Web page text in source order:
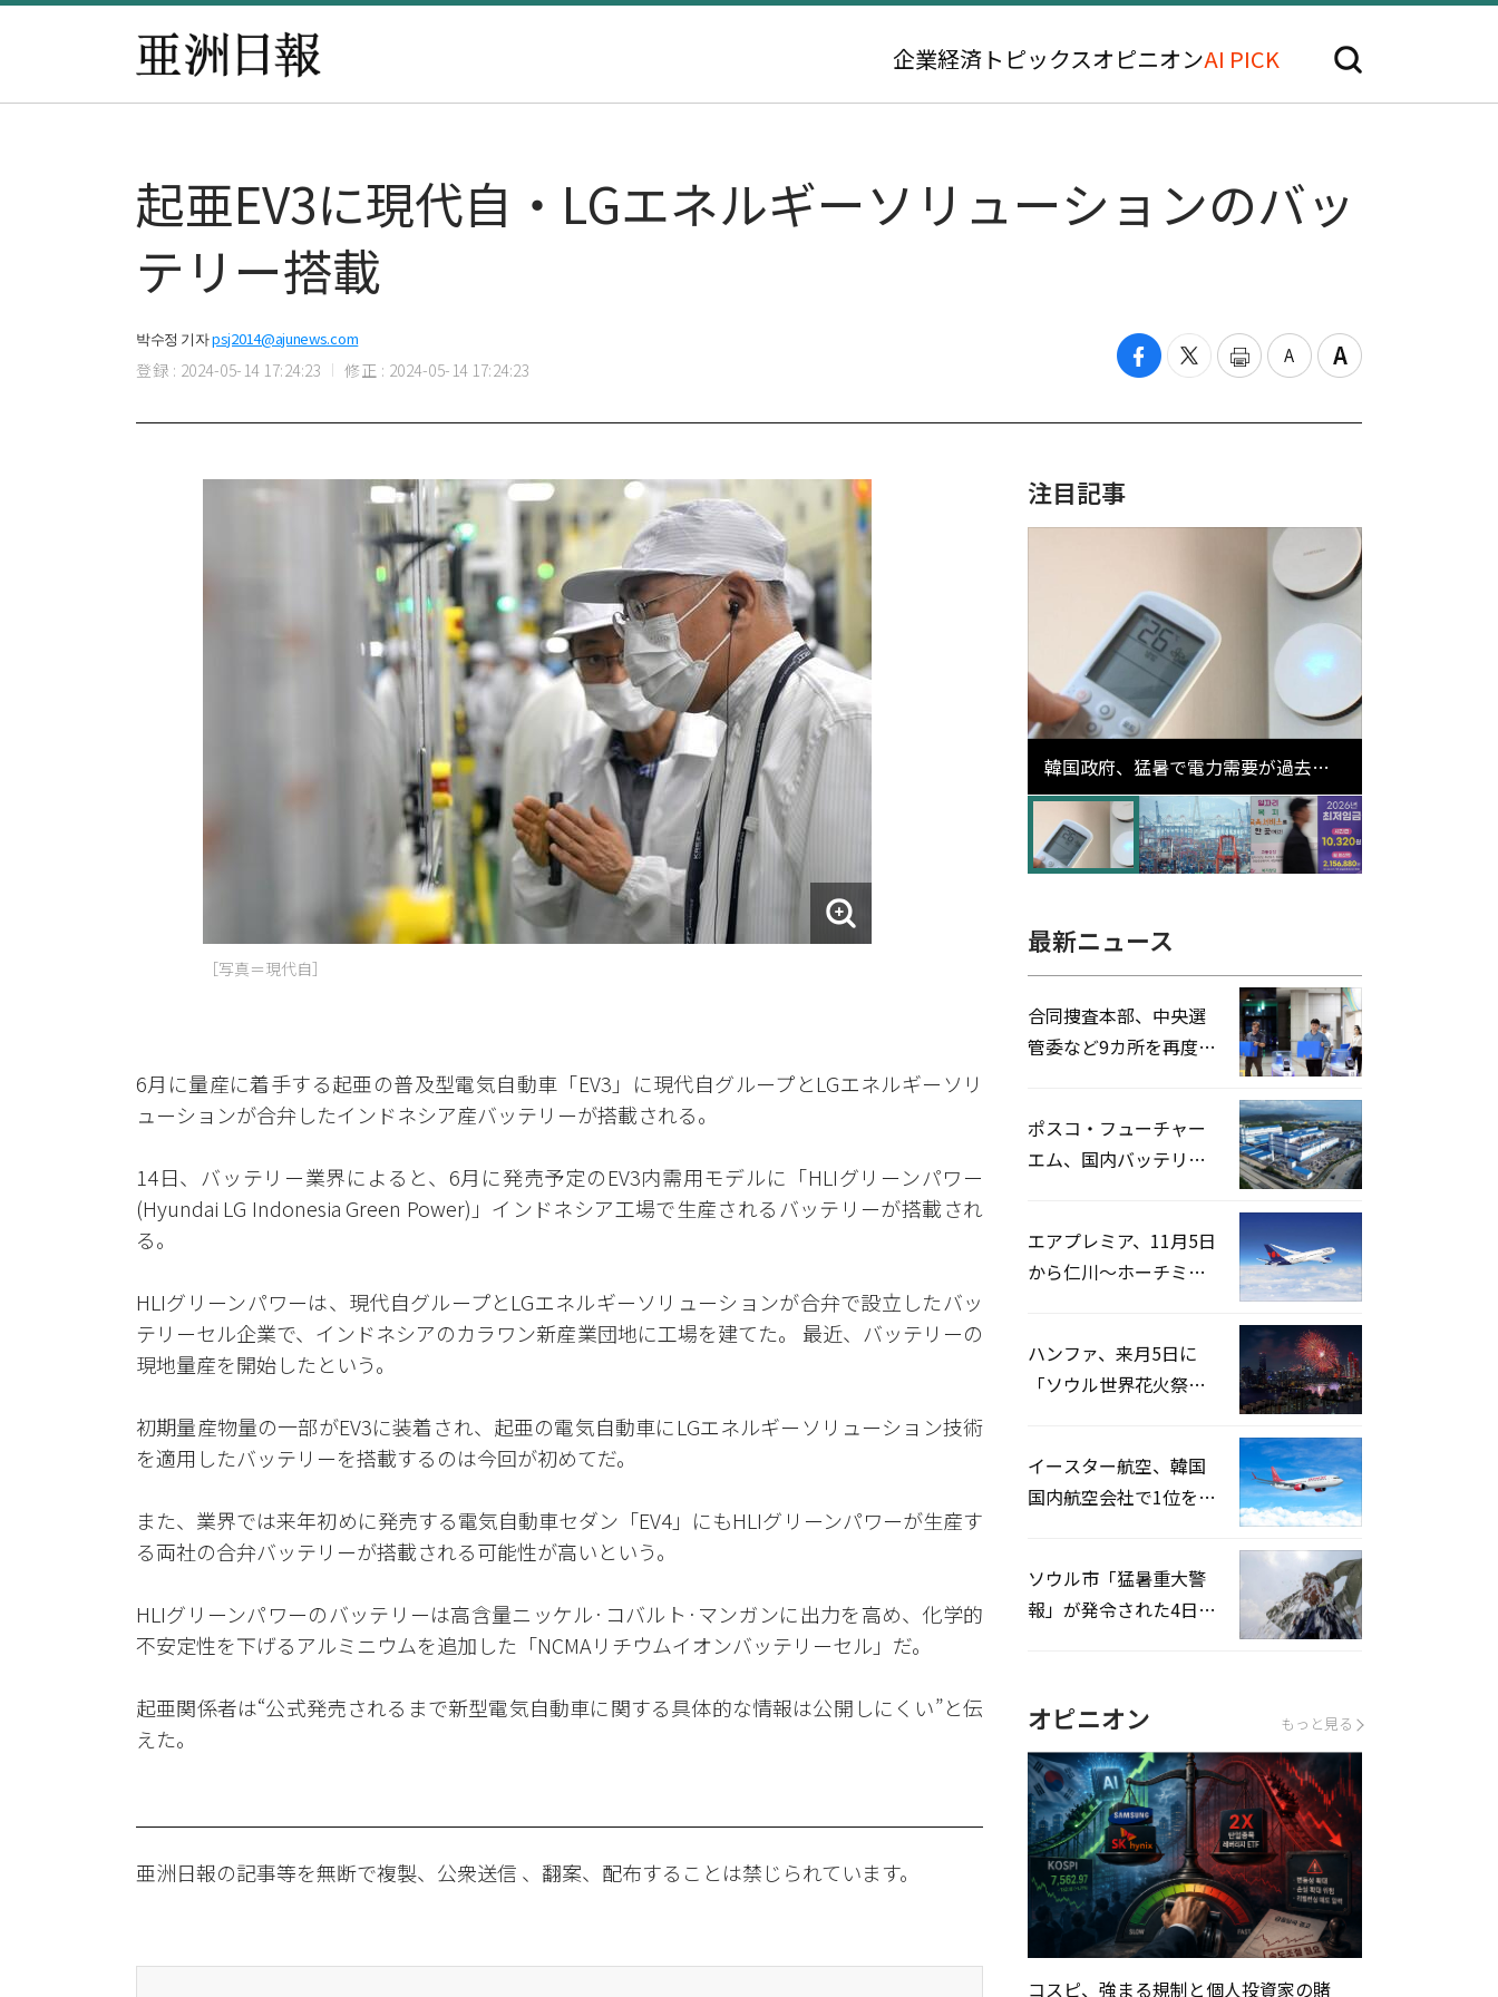
企業経済 トピックスオピニオンAI PICK
起亜EV3に現代自・LGエネルギーソリューションのバッ
テリー搭載
박수정 기자psj2014@ajunews.com
登録 : 2024-05-14 17:24:23 修正 : 2024-05-14 17:24:23
［写真＝現代自］
6月に量産に着手する起亜の普及型電気自動車「EV3」に現代自グループとLGエネルギーソリ
ューションが合弁したインドネシア産バッテリーが搭載される。
14日、バッテリー業界によると、6月に発売予定のEV3内需用モデルに「HLIグリーンパワー
(Hyundai LG Indonesia Green Power)」インドネシア工場で生産されるバッテリーが搭載され
る。
HLIグリーンパワーは、現代自グループとLGエネルギーソリューションが合弁で設立したバッ
テリーセル企業で、インドネシアのカラワン新産業団地に工場を建てた。 最近、バッテリーの
現地量産を開始したという。
初期量産物量の一部がEV3に装着され、起亜の電気自動車にLGエネルギーソリューション技術
を適用したバッテリーを搭載するのは今回が初めてだ。
また、業界では来年初めに発売する電気自動車セダン「EV4」にもHLIグリーンパワーが生産す
る両社の合弁バッテリーが搭載される可能性が高いという。
HLIグリーンパワーのバッテリーは高含量ニッケル·コバルト·マンガンに出力を高め、化学的
不安定性を下げるアルミニウムを追加した「NCMAリチウムイオンバッテリーセル」だ。
起亜関係者は“公式発売されるまで新型電気自動車に関する具体的な情報は公開しにくい”と伝
えた。
亜洲日報の記事等を無断で複製、公衆送信 、翻案、配布することは禁じられています。
注目記事
韓国政府、猛暑で電力需要が過去最
高更新の可能性に需給対応体制を点
検
最新ニュース
合同捜査本部、中央選
管委など9カ所を再度家
ポスコ・フューチャー
エム、国内バッテリー
エアプレミア、11月5日
から仁川〜ホーチミン
ハンファ、来月5日に
「ソウル世界花火祭り
イースター航空、韓国
国内航空会社で1位を記
ソウル市「猛暑重大警
報」が発令された4日、
オピニオン もっと見る
コスピ、強まる規制と個人投資家の賭